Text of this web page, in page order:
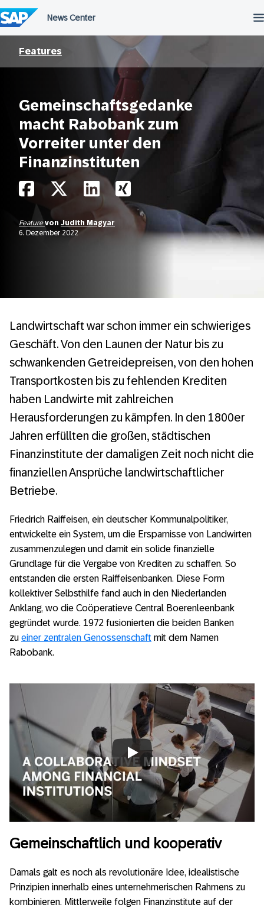
Features
Gemeinschaftsgedanke
macht Rabobank zum
Vorreiter unter den
Finanzinstituten
Featurevon Judith Magyar
6. Dezember 2022
Landwirtschaft war schon immer ein schwieriges
Geschäft. Von den Launen der Natur bis zu
schwankenden Getreidepreisen, von den hohen
Transportkosten bis zu fehlenden Krediten
haben Landwirte mit zahlreichen
Herausforderungen zu kämpfen. In den 1800er
Jahren erfüllten die großen, städtischen
Finanzinstitute der damaligen Zeit noch nicht die
finanziellen Ansprüche landwirtschaftlicher
Betriebe.
Friedrich Raiffeisen, ein deutscher Kommunalpolitiker,
entwickelte ein System, um die Ersparnisse von Landwirten
zusammenzulegen und damit ein solide finanzielle
Grundlage für die Vergabe von Krediten zu schaffen. So
entstanden die ersten Raiffeisenbanken. Diese Form
kollektiver Selbsthilfe fand auch in den Niederlanden
Anklang, wo die Coöperatieve Central Boerenleenbank
gegründet wurde. 1972 fusionierten die beiden Banken
zu einer zentralen Genossenschaft mit dem Namen
Rabobank.
Always allow YouTube
Gemeinschaftlich und kooperativ
Damals galt es noch als revolutionäre Idee, idealistische
Prinzipien innerhalb eines unternehmerischen Rahmens zu
kombinieren. Mittlerweile folgen Finanzinstitute auf der